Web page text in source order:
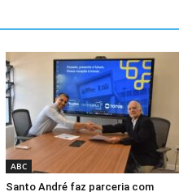
ABC
Santo André faz parceria com